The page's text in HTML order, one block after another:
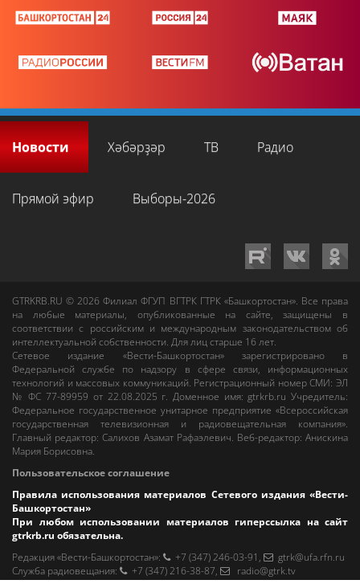
Новости Хәбәрҙәр ТВ Радио
Прямой эфир Выборы-2026
GTRKRB.RU © 2026Филиал ФГУП ВГТРК ГТРК «Башкортостан». Все права
на любые материалы, опубликованные на сайте, защищены в
соответствии с российским и международным законодательством об
интеллектуальной собственности. Для лиц старше 16 лет.
Сетевое издание «Вести-Башкортостан»зарегистрировано в
Федеральной службе по надзору в сфере связи, информационных
технологий и массовых коммуникаций. Регистрационный номер СМИ: ЭЛ
№ ФС 77-89959 от 22.08.2025 г. Доменное имя:gtrkrb.ru Учредитель:
Федеральное государственное унитарное предприятие «Всероссийская
государственная телевизионная и радиовещательная компания».
Главный редактор:Салихов Азамат Рафаэлевич. Веб-редактор:Анискина
Мария Борисовна.
Пользовательское соглашение
Правила использования материалов Сетевого издания «Вести-
Башкортостан»
При любом использовании материалов гиперссылка на сайт
gtrkrb.ru обязательна.
Редакция «Вести-Башкортостан»: +7 (347) 246-03-91 ,
gtrk@ufa.rfn.ru
Cлужба радиовещания: +7 (347) 216-38-87,
radio@gtrk.tv
Реклама на каналах и на сайте: +7 (347) 295-98-71, reklama@gtrk.tv